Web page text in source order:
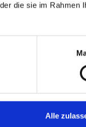
die sie im Rahmen
Alle
Flughafen bei
des Fluges
unter Rund
Sie am
Abreisetag
Sie, dass es
der Anreise aus
kann es